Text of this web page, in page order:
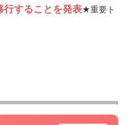
行することを発表★重要ト